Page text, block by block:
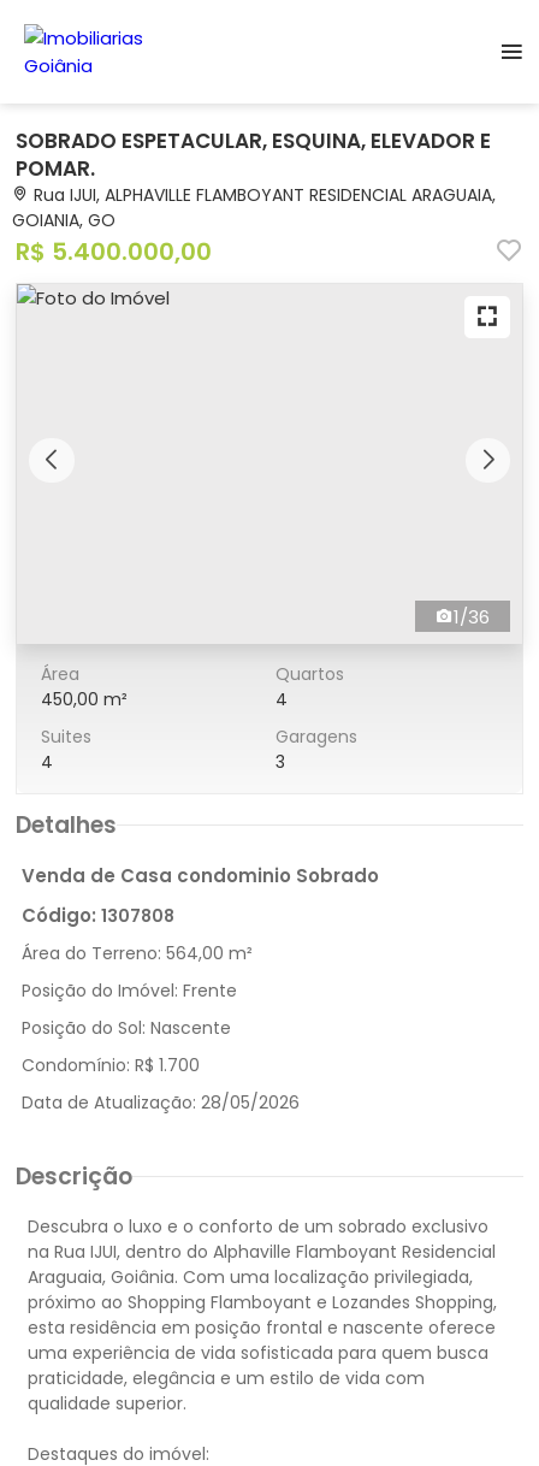
SOBRADO ESPETACULAR, ESQUINA, ELEVADOR E
POMAR.
Rua IJUI, ALPHAVILLE FLAMBOYANT RESIDENCIAL ARAGUAIA,
GOIANIA, GO
R$ 5.400.000,00
1/36
Área
450,00 m²
Quartos
4
Suites
4
Garagens
3
Detalhes
Venda de Casa condominio Sobrado
Código: 1307808
Área do Terreno: 564,00 m²
Posição do Imóvel: Frente
Posição do Sol: Nascente
Condomínio: R$ 1.700
Data de Atualização: 28/05/2026
Descrição
Descubra o luxo e o conforto de um sobrado exclusivo
na Rua IJUI, dentro do Alphaville Flamboyant Residencial
Araguaia, Goiânia. Com uma localização privilegiada,
próximo ao Shopping Flamboyant e Lozandes Shopping,
esta residência em posição frontal e nascente oferece
uma experiência de vida sofisticada para quem busca
praticidade, elegância e um estilo de vida com
qualidade superior.
Destaques do imóvel: